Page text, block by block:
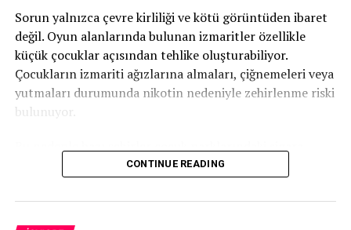
Ancak adam soruşturma sırasında96 gün tutuklu
kaldığıiçin bu süre cezadan mahsup edildi. Böylece
geriye 24 günlük, yani1.920 franklıkşartlı ceza kaldı.
Bunun yanında800 frank para cezasıödemesine karar
verildi.
frank diğer yargılama giderlerinikarşılaması
gerekiyor.
Daha önce de hüküm giymiş
Sorun yalnızca çevre kirliliği ve kötü görüntüden ibaret
değil. Oyun alanlarında bulunan izmaritler özellikle
küçük çocuklar açısından tehlike oluşturabiliyor.
Çocukların izmariti ağızlarına almaları, çiğnemeleri veya
yutmaları durumunda nikotin nedeniyle zehirlenme riski
bulunuyor.
izmariti sorununa karşı özel kampanyalar yürütüyor.
Bern’den dikkat çeken kampanya
CONTINUE READING